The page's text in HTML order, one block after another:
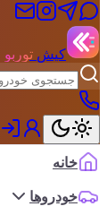
کیش توربو
خانه
خودروها